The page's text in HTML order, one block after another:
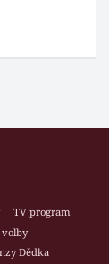
TV program
Dědka